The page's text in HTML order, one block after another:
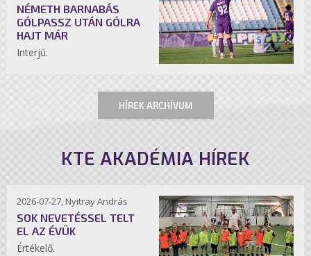
NÉMETH BARNABÁS
GÓLPASSZ UTÁN GÓLRA
HAJT MÁR
Interjú.
HÍREK ARCHÍVUM
KTE AKADÉMIA HÍREK
2026-07-27, Nyitray András
SOK NEVETÉSSEL TELT
EL AZ ÉVÜK
Értékelő.